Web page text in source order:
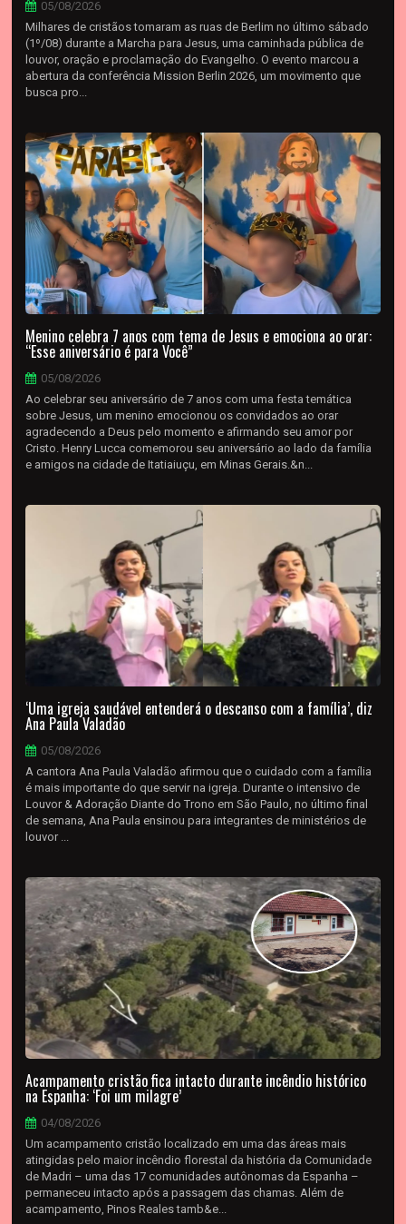
05/08/2026
Milhares de cristãos tomaram as ruas de Berlim no último sábado
(1º/08) durante a Marcha para Jesus, uma caminhada pública de
louvor, oração e proclamação do Evangelho. O evento marcou a
abertura da conferência Mission Berlin 2026, um movimento que
busca pro...
Menino celebra 7 anos com tema de Jesus e emociona ao orar:
“Esse aniversário é para Você”
05/08/2026
Ao celebrar seu aniversário de 7 anos com uma festa temática
sobre Jesus, um menino emocionou os convidados ao orar
agradecendo a Deus pelo momento e afirmando seu amor por
Cristo. Henry Lucca comemorou seu aniversário ao lado da família
e amigos na cidade de Itatiaiuçu, em Minas Gerais.&n...
‘Uma igreja saudável entenderá o descanso com a família’, diz
Ana Paula Valadão
05/08/2026
A cantora Ana Paula Valadão afirmou que o cuidado com a família
é mais importante do que servir na igreja. Durante o intensivo de
Louvor & Adoração Diante do Trono em São Paulo, no último final
de semana, Ana Paula ensinou para integrantes de ministérios de
louvor ...
Acampamento cristão fica intacto durante incêndio histórico
na Espanha: ‘Foi um milagre’
04/08/2026
Um acampamento cristão localizado em uma das áreas mais
atingidas pelo maior incêndio florestal da história da Comunidade
de Madri – uma das 17 comunidades autônomas da Espanha –
permaneceu intacto após a passagem das chamas. Além de
acampamento, Pinos Reales tamb&e...